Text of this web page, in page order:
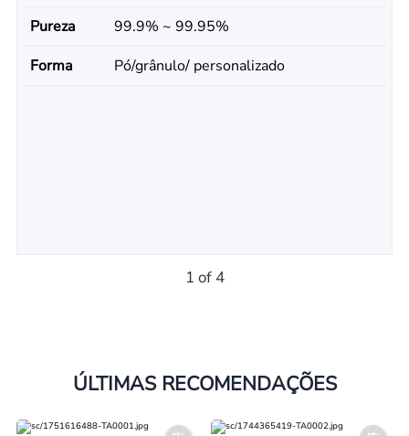
Pureza
99.9% ~ 99.95%
Forma
Pó/grânulo/ personalizado
1 of 4
ÚLTIMAS RECOMENDAÇÕES